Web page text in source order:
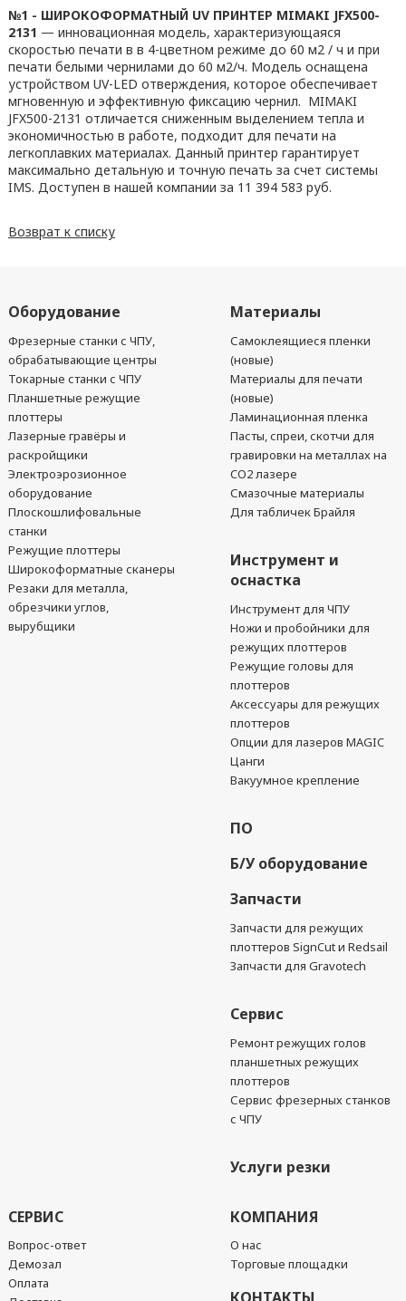
№1 - ШИРОКОФОРМАТНЫЙ UV ПРИНТЕР MIMAKI JFX500-
2131 — инновационная модель, характеризующаяся
скоростью печати в в 4-цветном режиме до 60 м2 / ч и при
печати белыми чернилами до 60 м2/ч. Модель оснащена
устройством UV-LED отверждения, которое обеспечивает
мгновенную и эффективную фиксацию чернил. MIMAKI
JFX500-2131 отличается сниженным выделением тепла и
экономичностью в работе, подходит для печати на
легкоплавких материалах. Данный принтер гарантирует
максимально детальную и точную печать за счет системы
IMS. Доступен в нашей компании за 11 394 583 руб.
Возврат к списку
Оборудование
Фрезерные станки с ЧПУ,
обрабатывающие центры
Токарные станки с ЧПУ
Планшетные режущие
плоттеры
Лазерные гравёры и
раскройщики
Электроэрозионное
оборудование
Плоскошлифовальные
станки
Режущие плоттеры
Широкоформатные сканеры
Резаки для металла,
обрезчики углов,
вырубщики
Материалы
Самоклеящиеся пленки
(новые)
Материалы для печати
(новые)
Ламинационная пленка
Пасты, спреи, скотчи для
гравировки на металлах на
CO2 лазере
Смазочные материалы
Для табличек Брайля
Инструмент и
оснастка
Инструмент для ЧПУ
Ножи и пробойники для
режущих плоттеров
Режущие головы для
плоттеров
Аксессуары для режущих
плоттеров
Опции для лазеров MAGIC
Цанги
Вакуумное крепление
ПО
Б/У оборудование
Запчасти
Запчасти для режущих
плоттеров SignCut и Redsail
Запчасти для Gravotech
Сервис
Ремонт режущих голов
планшетных режущих
плоттеров
Сервис фрезерных станков
с ЧПУ
Услуги резки
СЕРВИС
Вопрос-ответ
Демозал
Оплата
КОМПАНИЯ
О нас
Торговые площадки